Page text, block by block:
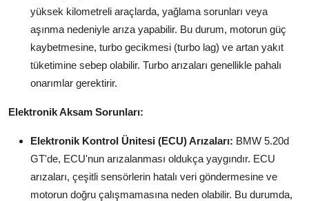
yüksek kilometreli araçlarda, yağlama sorunları veya
aşınma nedeniyle arıza yapabilir. Bu durum, motorun güç
kaybetmesine, turbo gecikmesi (turbo lag) ve artan yakıt
tüketimine sebep olabilir. Turbo arızaları genellikle pahalı
onarımlar gerektirir.
Elektronik Aksam Sorunları:
Elektronik Kontrol Ünitesi (ECU) Arızaları: BMW 5.20d
GT'de, ECU'nun arızalanması oldukça yaygındır. ECU
arızaları, çeşitli sensörlerin hatalı veri göndermesine ve
motorun doğru çalışmamasına neden olabilir. Bu durumda,